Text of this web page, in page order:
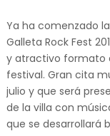
Ya ha comenzado
Galleta Rock Fest
y atractivo formato
festival. Gran cita
julio y que será
de la villa con
que se desarrollará